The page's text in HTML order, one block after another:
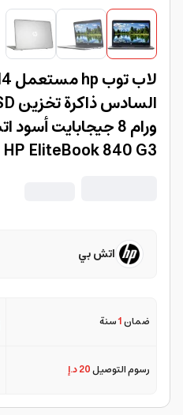
HP EliteBook 840 G3
اتش بي
ضمان1سنة
رسوم التوصيل20 د.إ